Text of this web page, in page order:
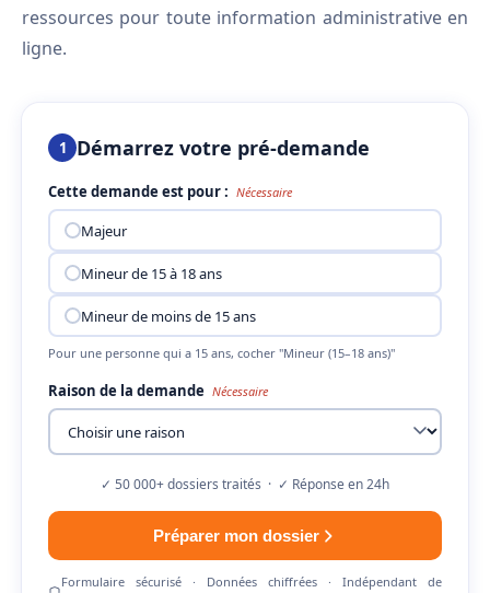
ressources pour toute information administrative en
ligne.
1 Démarrez votre pré-demande
Cette demande est pour : Nécessaire
Majeur
Mineur de 15 à 18 ans
Mineur de moins de 15 ans
Pour une personne qui a 15 ans, cocher "Mineur (15–18 ans)"
Raison de la demande Nécessaire
✓ 50 000+ dossiers traités · ✓ Réponse en 24h
Préparer mon dossier
Formulaire sécurisé · Données chiffrées · Indépendant de